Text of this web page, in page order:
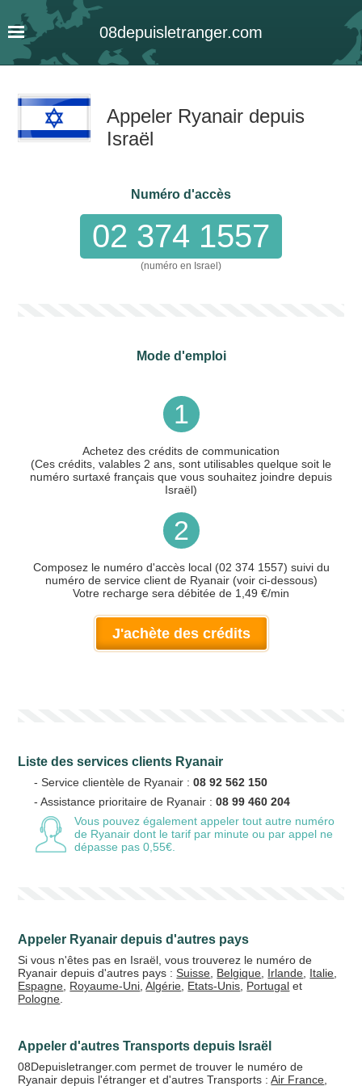
08depuisletranger.com
Appeler Ryanair depuis
Israël
Numéro d'accès
02 374 1557
(numéro en Israel)
Mode d'emploi
1
Achetez des crédits de communication
(Ces crédits, valables 2 ans, sont utilisables quelque soit le
numéro surtaxé français que vous souhaitez joindre depuis
Israël)
2
Composez le numéro d'accès local (02 374 1557) suivi du
numéro de service client de Ryanair (voir ci-dessous)
Votre recharge sera débitée de 1,49 €/min
J'achète des crédits
Vos crédits
Liste des services clients Ryanair
- Service clientèle de Ryanair :08 92 562 150
- Assistance prioritaire de Ryanair :08 99 460 204
Vous pouvez également appeler tout autre numéro
de Ryanair dont le tarif par minute ou par appel ne
dépasse pas 0,55€.
Appeler Ryanair depuis d'autres pays
Si vous n'êtes pas en Israël, vous trouverez le numéro de
Ryanair depuis d'autres pays :Suisse Belgique Irlande Italie
Espagne Royaume-Uni ,Algérie Etats-Unis Portugal et
Pologne
Appeler d'autres Transports depuis Israël
08Depuisletranger.com permet de trouver le numéro de
Ryanair depuis l'étranger et d'autres Transports :Air France